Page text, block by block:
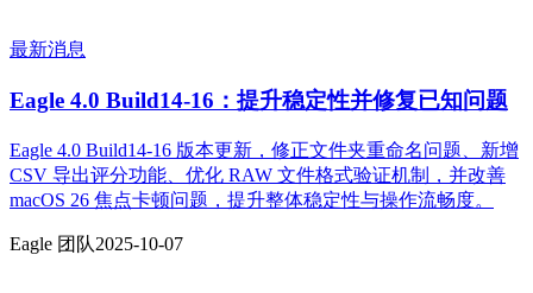
最新消息
Eagle 4.0 Build14-16：提升稳定性并修复已知问题
Eagle 4.0 Build14-16 版本更新，修正文件夹重命名问题、新增
CSV 导出评分功能、优化 RAW 文件格式验证机制，并改善
macOS 26 焦点卡顿问题，提升整体稳定性与操作流畅度。
Eagle 团队2025-10-07